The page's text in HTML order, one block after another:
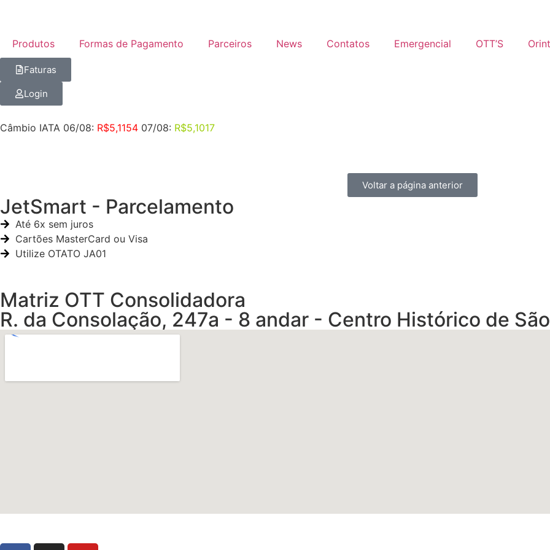
Produtos Formas de Pagamento Parceiros News Contatos Emergencial OTT’S
Faturas
Login
Câmbio IATA 06/08: R$5,1154 07/08: R$5,1017
Voltar a página anterior
JetSmart - Parcelamento
Até 6x sem juros
Cartões MasterCard ou Visa
Utilize OTATO JA01
Matriz OTT Consolidadora
R. da Consolação, 247a - 8 andar - Centro Histórico de